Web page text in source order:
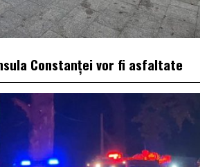
Constanței vor fi asfaltate